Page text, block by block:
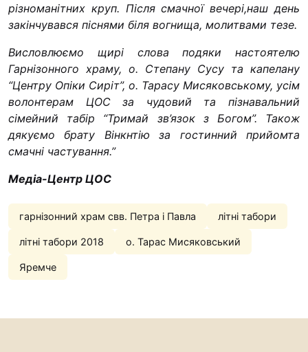
різноманітних круп. Після смачної вечері,наш день
закінчувався піснями біля вогнища, молитвами тезе.
Висловлюємо щирі слова подяки настоятелю
Гарнізонного храму, о. Степану Сусу та капелану
“Центру Опіки Сиріт”, о. Тарасу Мисяковському, усім
волонтерам ЦОС за чудовий та пізнавальний
сімейний табір “Тримай зв’язок з Богом”. Також
дякуємо брату Вінкнтію за гостинний прийомта
смачні частування.”
Медіа-Центр ЦОС
гарнізонний храм свв. Петра і Павла літні табори
літні табори 2018 о. Тарас Мисяковський
Яремче